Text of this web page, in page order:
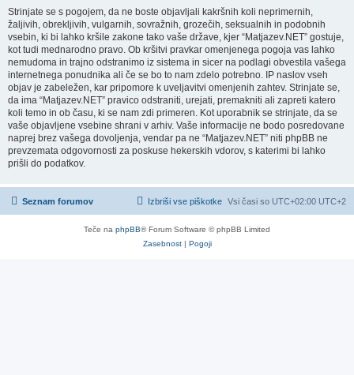
Strinjate se s pogojem, da ne boste objavljali kakršnih koli neprimernih,
žaljivih, obrekljivih, vulgarnih, sovražnih, grozečih, seksualnih in podobnih
vsebin, ki bi lahko kršile zakone tako vaše države, kjer “Matjazev.NET” gostuje,
kot tudi mednarodno pravo. Ob kršitvi pravkar omenjenega pogoja vas lahko
nemudoma in trajno odstranimo iz sistema in sicer na podlagi obvestila vašega
internetnega ponudnika ali če se bo to nam zdelo potrebno. IP naslov vseh
objav je zabeležen, kar pripomore k uveljavitvi omenjenih zahtev. Strinjate se,
da ima “Matjazev.NET” pravico odstraniti, urejati, premakniti ali zapreti katero
koli temo in ob času, ki se nam zdi primeren. Kot uporabnik se strinjate, da se
vaše objavljene vsebine shrani v arhiv. Vaše informacije ne bodo posredovane
naprej brez vašega dovoljenja, vendar pa ne “Matjazev.NET” niti phpBB ne
prevzemata odgovornosti za poskuse hekerskih vdorov, s katerimi bi lahko
prišli do podatkov.
Seznam forumov Vsi časi so UTC+02:00 UTC+2
Izbriši vse piškotke
Teče na phpBB® Forum Software © phpBB Limited
Zasebnost| Pogoji